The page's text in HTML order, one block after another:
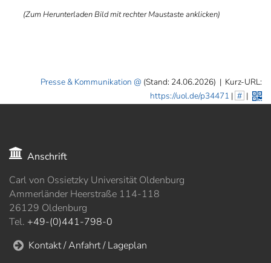
(Zum Herunterladen Bild mit rechter Maustaste anklicken)
Presse & Kommunikation (Stand: 24.06.2026) | Kurz-URL:
https://uol.de/p34471 | # |
Anschrift
Carl von Ossietzky Universität Oldenburg
Ammerländer Heerstraße 114-118
26129 Oldenburg
Tel. +49-(0)441-798-0
Kontakt / Anfahrt / Lageplan